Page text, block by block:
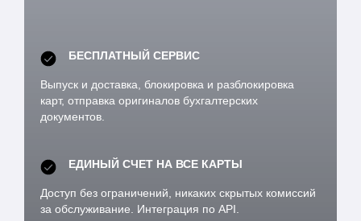
БЕСПЛАТНЫЙ СЕРВИС
Выпуск и доставка, блокировка и разблокировка
карт, отправка оригиналов бухгалтерских
документов.
ЕДИНЫЙ СЧЕТ НА ВСЕ КАРТЫ
Доступ без ограничений, никаких скрытых комиссий
за обслуживание. Интеграция по API.